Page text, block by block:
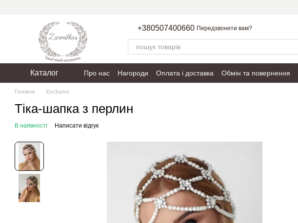
+380507400660 Передзвонити вам?
Каталог Про нас Нагороди Оплата і доставка Обмін та повернення
Пакування
Політика конфіденційності Публічний договір
Головна Exclusive
Тіка-шапка з перлин
В наявності Написати відгук